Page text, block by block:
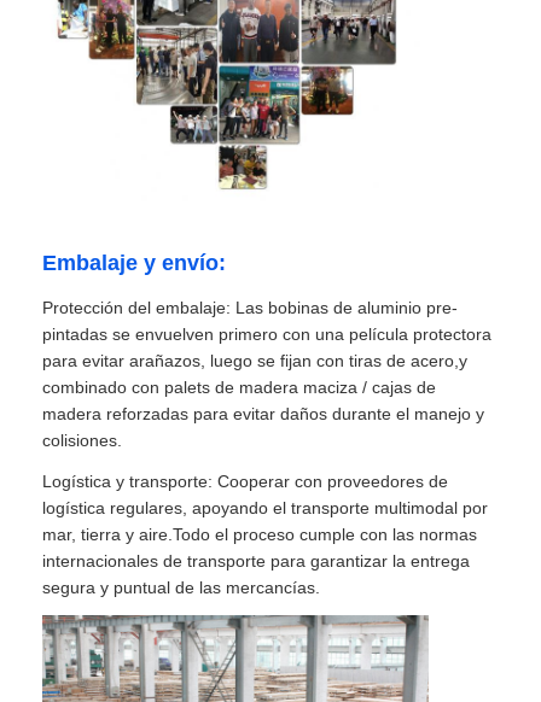
Embalaje y envío:
Protección del embalaje: Las bobinas de aluminio pre-
pintadas se envuelven primero con una película protectora
para evitar arañazos, luego se fijan con tiras de acero,y
combinado con palets de madera maciza / cajas de
madera reforzadas para evitar daños durante el manejo y
colisiones.
Logística y transporte: Cooperar con proveedores de
logística regulares, apoyando el transporte multimodal por
mar, tierra y aire.Todo el proceso cumple con las normas
internacionales de transporte para garantizar la entrega
segura y puntual de las mercancías.